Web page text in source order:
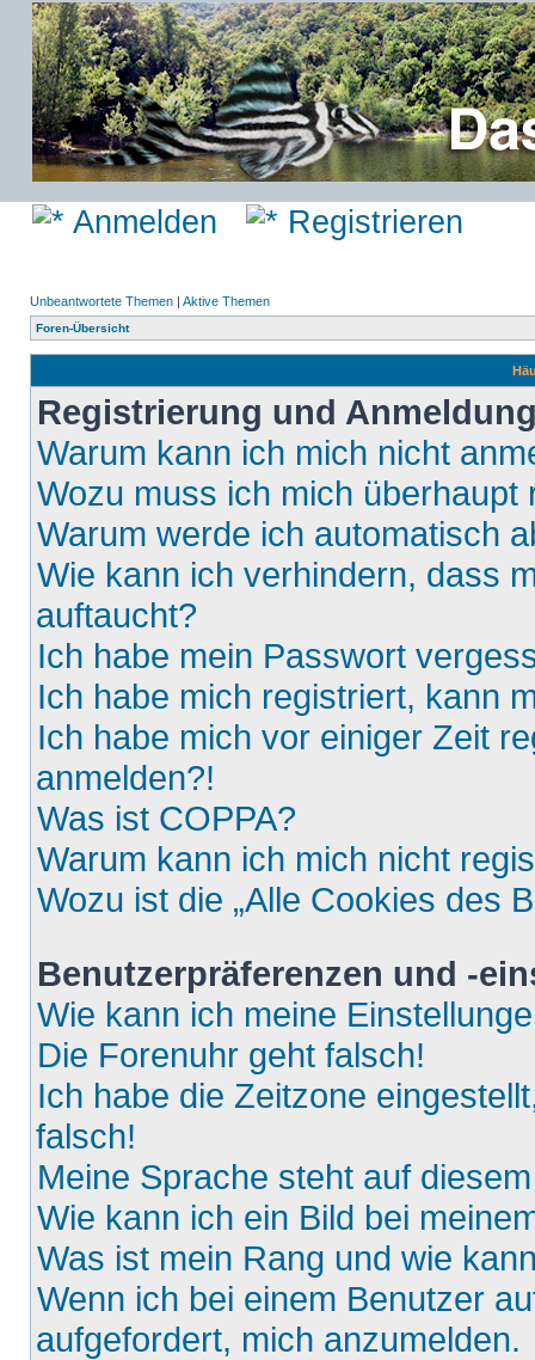
Anmelden Registrieren
Unbeantwortete Themen | Aktive Themen
Foren-Übersicht
Registrierung und
Warum kann ich mich nicht
Wozu muss ich mich überhaupt
Warum werde ich automatisch
Wie kann ich verhindern, dass
auftaucht?
Ich habe mein Passwort
Ich habe mich registriert, kann
Ich habe mich vor einiger Zeit
anmelden?!
Was ist COPPA?
Warum kann ich mich nicht
Wozu ist die „Alle Cookies des
Benutzerpräferenzen und -
Wie kann ich meine
Die Forenuhr geht falsch!
Ich habe die Zeitzone
falsch!
Meine Sprache steht auf
Wie kann ich ein Bild bei
Was ist mein Rang und wie
Wenn ich bei einem Benutzer
aufgefordert, mich anzumelden.